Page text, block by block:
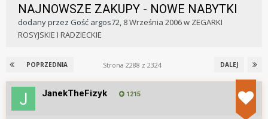
NAJNOWSZE ZAKUPY - NOWE NABYTKI
dodany przez Gość argos72, 8 Września 2006w ZEGARKI
ROSYJSKIE I RADZIECKIE
POPRZEDNIA DALEJ
Strona 2288 z 2324
JanekTheFizyk 1215